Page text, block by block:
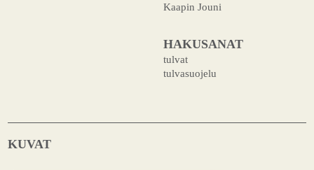
Kaapin Jouni
HAKUSANAT
tulvat
tulvasuojelu
KUVAT